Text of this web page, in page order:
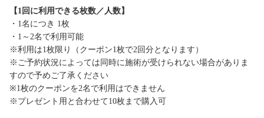
【1回に利用できる枚数／人数】
・1名につき 1枚
・1～2名で利用可能
※利用は1枚限り（クーポン1枚で2回分となります）
※ご予約状況によっては同時に施術が受けられない場合がありま
すので予めご了承ください
※1枚のクーポンを2名で利用はできません
※プレゼント用と合わせて10枚まで購入可